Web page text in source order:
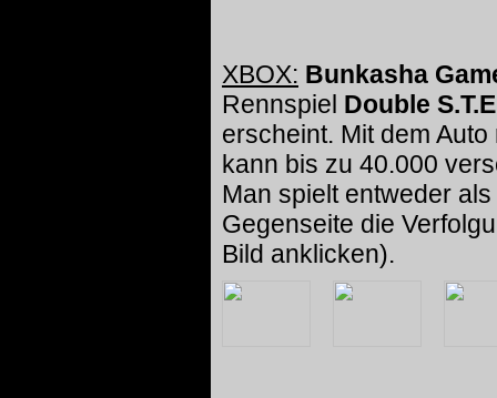
XBOX: Bunkasha
Rennspiel Double
erscheint. Mit dem
kann bis zu 40.000
Man spielt entweder
Gegenseite die
Bild anklicken).